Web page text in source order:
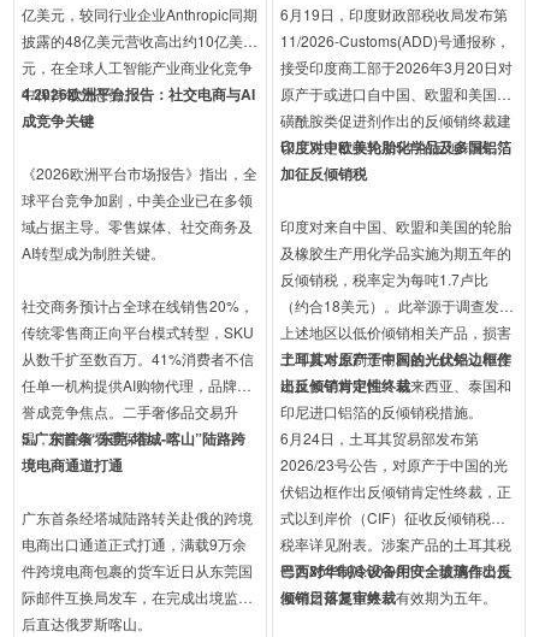
亿美元，较同行业企业Anthropic同期
披露的48亿美元营收高出约10亿美
元，在全球人工智能产业商业化竞争
中保持领先态势。
4.2026欧洲平台报告：社交电商与AI
成竞争关键
《2026欧洲平台市场报告》指出，全
球平台竞争加剧，中美企业已在多领
域占据主导。零售媒体、社交商务及
AI转型成为制胜关键。
社交商务预计占全球在线销售20%，
传统零售商正向平台模式转型，SKU
从数千扩至数百万。41%消费者不信
任单一机构提供AI购物代理，品牌声
誉成竞争焦点。二手奢侈品交易升
温，消费者看重保值。
5.广东首条“东莞-塔城-喀山”陆路跨
境电商通道打通
广东首条经塔城陆路转关赴俄的跨境
电商出口通道正式打通，满载9万余
件跨境电商包裹的货车近日从东莞国
际邮件互换局发车，在完成出境监管
后直达俄罗斯喀山。
6月19日，印度财政部税收局发布第
11/2026-Customs(ADD)号通报称，
接受印度商工部于2026年3月20日对
原产于或进口自中国、欧盟和美国的
磺酰胺类促进剂作出的反倾销终裁建
议，决定征收为期5年的反倾销税。
印度对中欧美轮胎化学品及多国铝箔
加征反倾销税
印度对来自中国、欧盟和美国的轮胎
及橡胶生产用化学品实施为期五年的
反倾销税，税率定为每吨1.7卢比
（约合18美元）。此举源于调查发现
上述地区以低价倾销相关产品，损害
了印度本土制造商利益。此外，印度
还延长了对中国、马来西亚、泰国和
印尼进口铝箔的反倾销税措施。
土耳其对原产于中国的光伏铝边框作
出反倾销肯定性终裁
6月24日，土耳其贸易部发布第
2026/23号公告，对原产于中国的光
伏铝边框作出反倾销肯定性终裁，正
式以到岸价（CIF）征收反倾销税，
税率详见附表。涉案产品的土耳其税
号为8541.90.00.00.11。措施自公告
发布之日起生效，有效期为五年。
巴西对华制冷设备用安全玻璃作出反
倾销日落复审终裁